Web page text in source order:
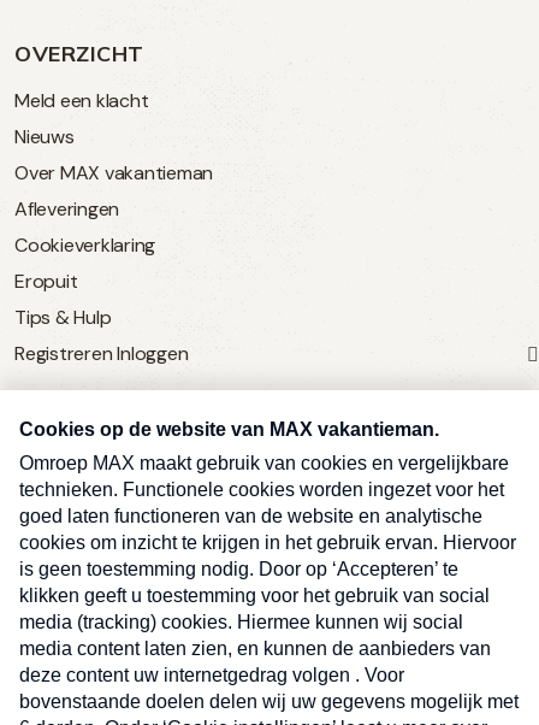
OVERZICHT
Meld een klacht
Nieuws
Over MAX vakantieman
Afleveringen
Cookieverklaring
Eropuit
Tips & Hulp
Registreren Inloggen
SERVICE
Over Omroep MAX
MAX Vandaag
MAX Meldpunt
Pers
Contact
Algemene voorwaarden
Privacyverklaring
Ben je benieuwd naar meer
vakantienieuws- en tips?